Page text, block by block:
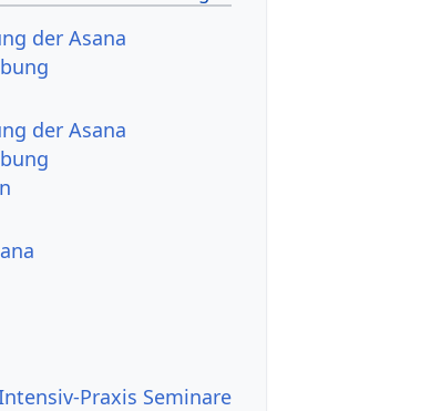
der Asana
der Asana
Praxis Seminare